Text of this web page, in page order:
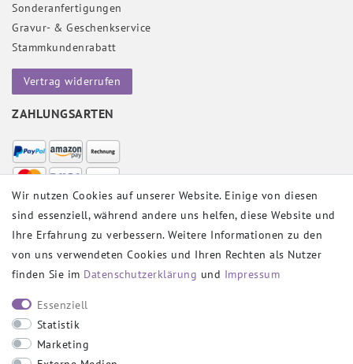
Sonderanfertigungen
Gravur- & Geschenkservice
Stammkundenrabatt
Vertrag widerrufen
ZAHLUNGSARTEN
VERSANDPARTNER
SOCIAL
Wir nutzen Cookies auf unserer Website. Einige von diesen
sind essenziell, während andere uns helfen, diese Website und
Ihre Erfahrung zu verbessern. Weitere Informationen zu den
von uns verwendeten Cookies und Ihren Rechten als Nutzer
finden Sie im Daten­schutz­erklärung und Impressum
Essenziell
Statistik
Marketing